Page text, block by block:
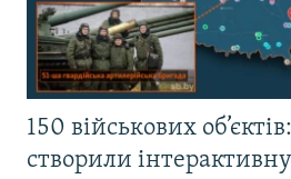
150 військових
створили